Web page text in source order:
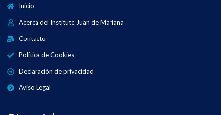
Inicio
Acerca del Instituto Juan de Mariana
Contacto
Política de Cookies
Declaración de privacidad
Aviso Legal